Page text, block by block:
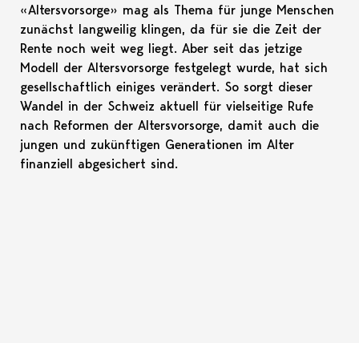
«Altersvorsorge» mag als Thema für junge Menschen
zunächst langweilig klingen, da für sie die Zeit der
Rente noch weit weg liegt. Aber seit das jetzige
Modell der Altersvorsorge festgelegt wurde, hat sich
gesellschaftlich einiges verändert. So sorgt dieser
Wandel in der Schweiz aktuell für vielseitige Rufe
nach Reformen der Altersvorsorge, damit auch die
jungen und zukünftigen Generationen im Alter
finanziell abgesichert sind.